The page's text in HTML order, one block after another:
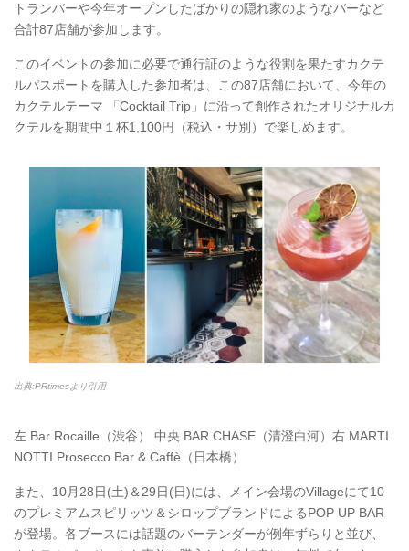
トランバーや今年オープンしたばかりの隠れ家のようなバーなど
合計87店舗が参加します。
このイベントの参加に必要で通行証のような役割を果たすカクテ
ルパスポートを購入した参加者は、この87店舗において、今年の
カクテルテーマ 「Cocktail Trip」に沿って創作されたオリジナルカ
クテルを期間中１杯1,100円（税込・サ別）で楽しめます。
出典:PRtimesより引用
左 Bar Rocaille（渋谷） 中央 BAR CHASE（清澄白河）右 MARTI
NOTTI Prosecco Bar & Caffè（日本橋）
また、10月28日(土)＆29日(日)には、メイン会場のVillageにて10
のプレミアムスピリッツ＆シロップブランドによるPOP UP BAR
が登場。各ブースには話題のバーテンダーが例年ずらりと並び、